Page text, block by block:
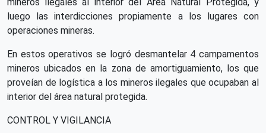
luego las interdicciones propiamente a los lugares con
operaciones mineras.
En estos operativos se logró desmantelar 4 campamentos
mineros ubicados en la zona de amortiguamiento, los que
proveían de logística a los mineros ilegales que ocupaban al
interior del área natural protegida.
CONTROL Y VIGILANCIA